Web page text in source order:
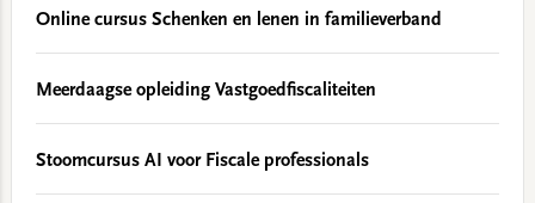
Online cursus Schenken en lenen in familieverband
Meerdaagse opleiding Vastgoedfiscaliteiten
Stoomcursus AI voor Fiscale professionals